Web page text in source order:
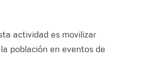
actividad es movilizar
población en eventos de